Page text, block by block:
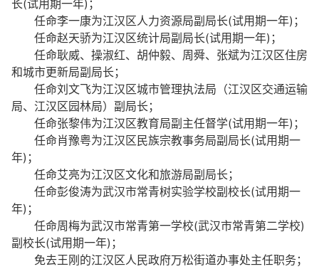
长(试用期一年)；
任命李一康为江汉区人力资源局副局长(试用期一年)；
任命赵天骄为江汉区统计局副局长(试用期一年)；
任命耿威、操淑红、胡仲毅、周舜、张斌为江汉区住房
和城市更新局副局长；
任命刘文飞为江汉区城市管理执法局（江汉区交通运输
局、江汉区园林局）副局长；
任命张黎伟为江汉区教育局副主任督学(试用期一年)；
任命肖豫粤为江汉区民族宗教事务局副局长(试用期一
年)；
任命艾亮为江汉区文化和旅游局副局长；
任命彭俊涛为武汉市常青树实验学校副校长(试用期一
年)；
任命周梅为武汉市常青第一学校(武汉市常青第二学校)
副校长(试用期一年)；
免去王刚的江汉区人民政府万松街道办事处主任职务；